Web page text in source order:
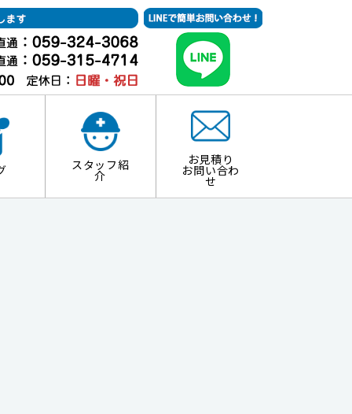
スタッフ紹
介
お見積り
お問い合わ
せ